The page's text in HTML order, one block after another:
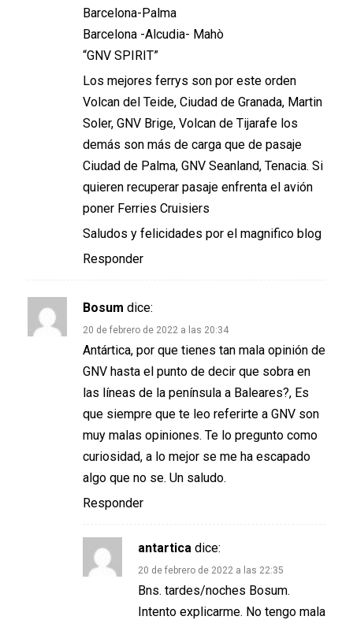
Barcelona-Palma
Barcelona -Alcudia- Mahò
“GNV SPIRIT”
Los mejores ferrys son por este orden
Volcan del Teide, Ciudad de Granada, Martin
Soler, GNV Brige, Volcan de Tijarafe los
demás son más de carga que de pasaje
Ciudad de Palma, GNV Seanland, Tenacia. Si
quieren recuperar pasaje enfrenta el avión
poner Ferries Cruisiers
Saludos y felicidades por el magnifico blog
Responder
Bosum dice:
20 de febrero de 2022 a las 20:34
Antártica, por que tienes tan mala opinión de
GNV hasta el punto de decir que sobra en
las líneas de la península a Baleares?, Es
que siempre que te leo referirte a GNV son
muy malas opiniones. Te lo pregunto como
curiosidad, a lo mejor se me ha escapado
algo que no se. Un saludo.
Responder
antartica dice:
20 de febrero de 2022 a las 22:35
Bns. tardes/noches Bosum.
Intento explicarme. No tengo mala